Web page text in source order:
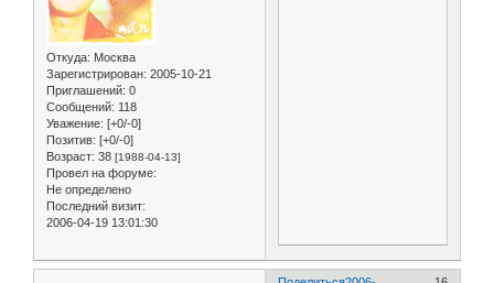
Откуда: Москва
Зарегистрирован: 2005-10-21
Приглашений: 0
Сообщений: 118
Уважение: [+0/-0]
Позитив: [+0/-0]
Возраст: 38 [1988-04-13]
Провел на форуме:
Не определено
Последний визит:
2006-04-19 13:01:30